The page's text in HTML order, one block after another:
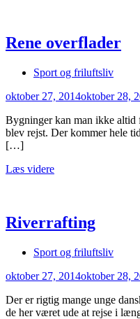
Rene overflader
Sport og friluftsliv
oktober 27, 2014oktober 28,
Bygninger kan man ikke altid
blev rejst. Der kommer hele
[…]
Læs videre
Riverrafting
Sport og friluftsliv
oktober 27, 2014oktober 28,
Der er rigtig mange unge
de her været ude at rejse i